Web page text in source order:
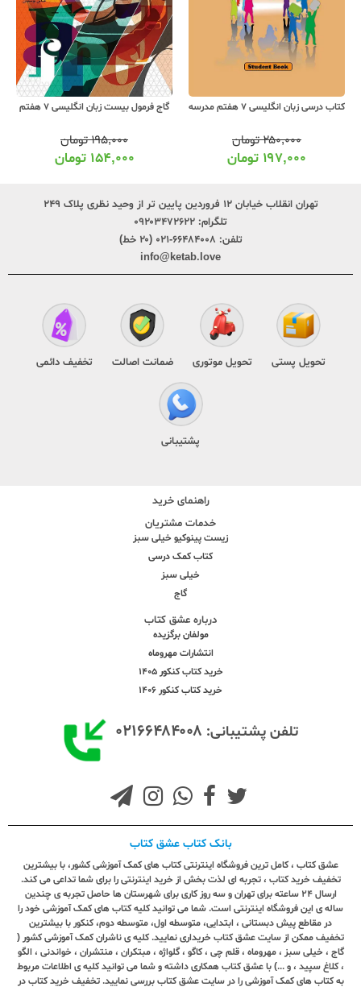
کتاب درسی زبان انگلیسی 7 هفتم مدرسه
۲۵۰,۰۰۰تومان
۱۹۷,۰۰۰ تومان
گاج فرمول بیست زبان انگلیسی 7 هفتم
۱۹۵,۰۰۰تومان
۱۵۴,۰۰۰ تومان
تهران انقلاب خیابان ۱۲ فروردین پایین تر از وحید نظری پلاک ۲۴۹
تلگرام: ۰۹۲۰۳۴۷۲۶۲۲
تلفن: ۶۶۴۸۴۰۰۸-۰۲۱ (۲۰ خط)
info@ketab.love
تحویل پستی تحویل موتوری ضمانت اصالت تخفیف دائمی
پشتیبانی
راهنمای خرید
خدمات مشتریان
زیست پینوکیو خیلی سبز
کتاب کمک درسی
خیلی سبز
گاج
درباره عشق کتاب
مولفان برگزیده
انتشارات مهروماه
خرید کتاب کنکور 1405
خرید کتاب کنکور 1406
تلفن پشتیبانی: ۰۲۱۶۶۴۸۴۰۰۸
بانک کتاب عشق کتاب
عشق کتاب ، کامل ترین فروشگاه اینترنتی کتاب های کمک آموزشی کشور، با بیشترین
تخفیف خرید کتاب ، تجربه ای لذت بخش از خرید اینترنتی را برای شما تداعی می کند.
ارسال ٢٤ ساعته برای تهران و سه روز کاری برای شهرستان ها حاصل تجربه ی چندین
ساله ی این فروشگاه اینترنتی است. شما می توانید کلیه کتاب های کمک آموزشی خود را
در مقاطع پیش دبستانی ، ابتدایی، متوسطه اول، متوسطه دوم، کنکور با بیشترین
تخفیف ممکن از سایت عشق کتاب خریداری نمایید. کلیه ی ناشران کمک آموزشی کشور (
گاج ، خیلی سبز ، مهروماه ، قلم چی ، کاگو ، گلواژه ، مبتکران ، منتشران ، خواندنی ، الگو
، کلاغ سپید ، و ...) با عشق کتاب همکاری داشته و شما می توانید کلیه ی اطلاعات مربوط
به کتاب های کمک آموزشی را در سایت عشق کتاب بررسی نمایید. تخفیف خرید کتاب در